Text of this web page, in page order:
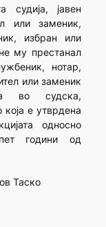
судија, јавен
или заменик,
избран или
му престанал
нотар,
или заменик
во судска,
е утврдена
односно
години од
Таско